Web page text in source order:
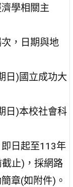
學相關主
，日期與地
日)國立成功大
日)本校社會科
日起至113年
止)，採網路
章(如附件)。